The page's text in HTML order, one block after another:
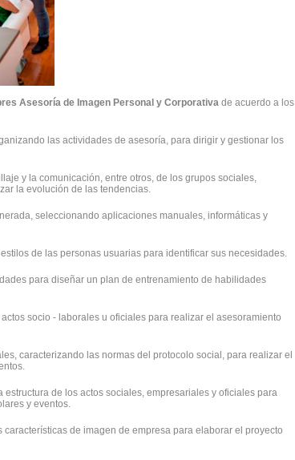
Asesoría de Imagen Personal y Corporativa de acuerdo a los
las actividades de asesoría, para dirigir y gestionar los
y la comunicación, entre otros, de los grupos sociales,
la evolución de las tendencias.
seleccionando aplicaciones manuales, informáticas y
de las personas usuarias para identificar sus necesidades.
para diseñar un plan de entrenamiento de habilidades
socio - laborales u oficiales para realizar el asesoramiento
caracterizando las normas del protocolo social, para realizar el
de los actos sociales, empresariales y oficiales para
y eventos.
de imagen de empresa para elaborar el proyecto